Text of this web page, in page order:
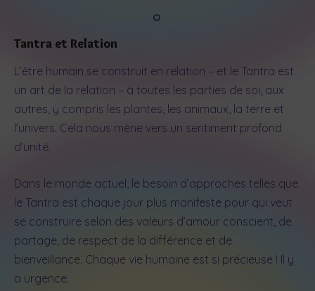
Tantra et Relation
L’être humain se construit en relation – et le Tantra est
un art de la relation – à toutes les parties de soi, aux
autres, y compris les plantes, les animaux, la terre et
l’univers. Cela nous mène vers un sentiment profond
d’unité.
Dans le monde actuel, le besoin d’approches telles que
le Tantra est chaque jour plus manifeste pour qui veut
se construire selon des valeurs d’amour conscient, de
partage, de respect de la différence et de
bienveillance. Chaque vie humaine est si précieuse ! Il y
a urgence.